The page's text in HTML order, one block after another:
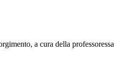
a cura della professoressa